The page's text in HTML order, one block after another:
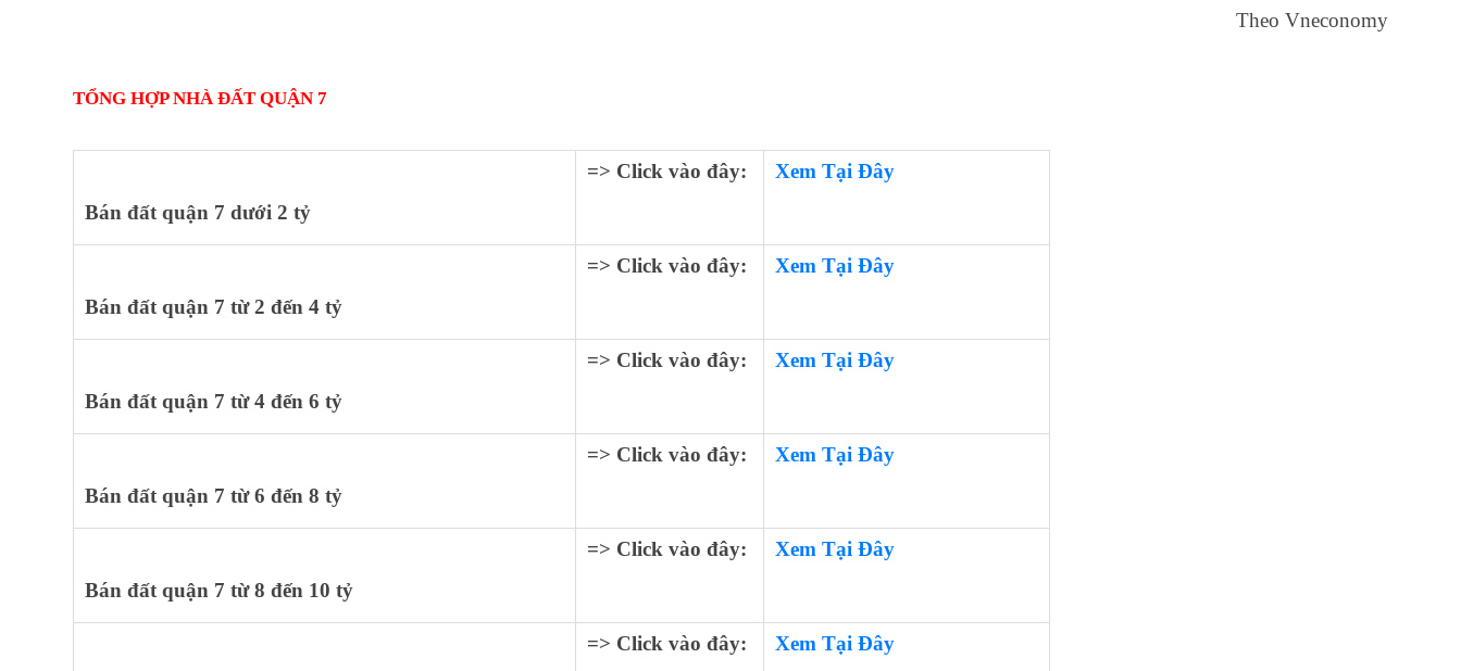
Theo Vneconomy
TỔNG HỢP NHÀ ĐẤT QUẬN 7
Bán đất quận 7 dưới 2 tỷ
=> Click vào đây: Xem Tại Đây
Bán đất quận 7 từ 2 đến 4 tỷ
=> Click vào đây: Xem Tại Đây
Bán đất quận 7 từ 4 đến 6 tỷ
=> Click vào đây: Xem Tại Đây
Bán đất quận 7 từ 6 đến 8 tỷ
=> Click vào đây: Xem Tại Đây
Bán đất quận 7 từ 8 đến 10 tỷ
=> Click vào đây: Xem Tại Đây
=> Click vào đây: Xem Tại Đây